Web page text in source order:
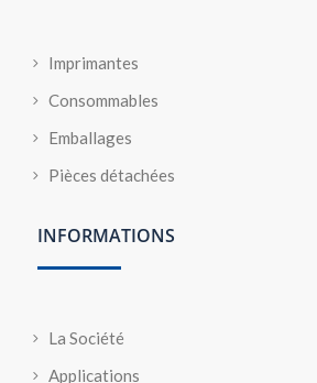
Imprimantes
Consommables
Emballages
Pièces détachées
INFORMATIONS
La Société
Applications